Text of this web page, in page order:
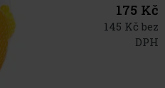
175 Kč
145 Kč bez
DPH